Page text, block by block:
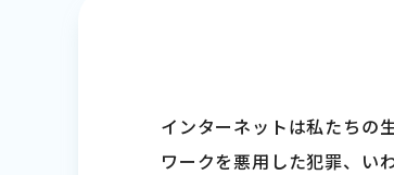
インターネットは私たちの
ワークを悪用した犯罪、い